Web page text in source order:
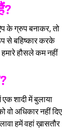
के ग्रुप बनाकर, तो
से बहिष्कार करके
हौसले कम नहीं
शादी में बुलाया
वो अधिकार नहीं दिए
हमें वहां ख़ासतौर